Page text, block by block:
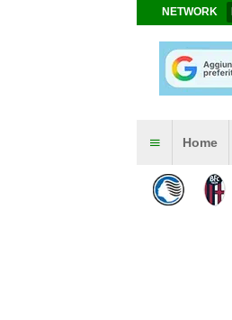
NETWORK
Home